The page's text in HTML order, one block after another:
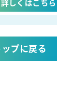
プに戻る